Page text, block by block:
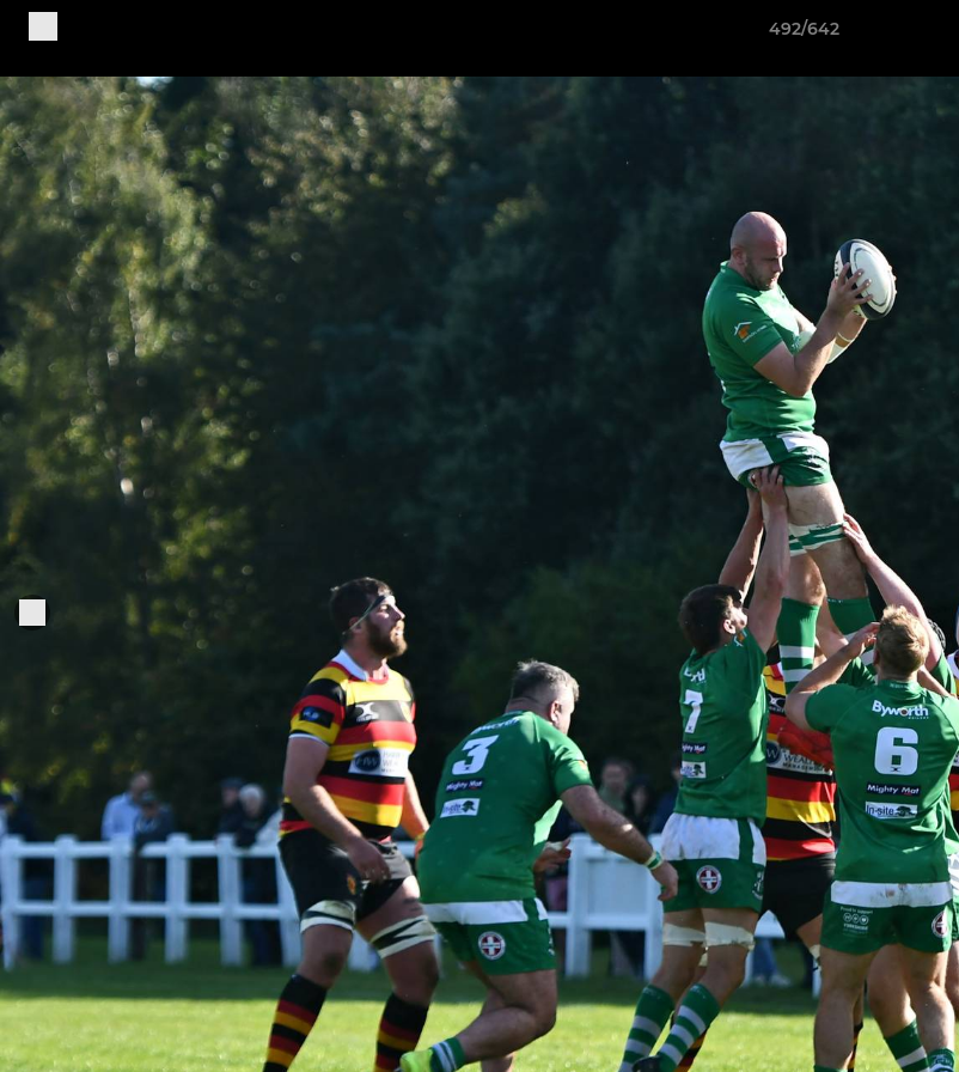
492/642